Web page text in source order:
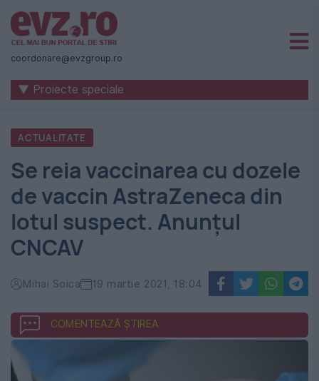
Știri
naționale
internaționale
România
-
Evenimentul
Zilei
coordonare@evzgroup.ro
▼ Proiecte speciale
ACTUALITATE
Se reia vaccinarea cu dozele
de vaccin AstraZeneca din
lotul suspect. Anunțul
CNCAV
Mihai Soica 19 martie 2021, 18:04
COMENTEAZĂ ȘTIREA